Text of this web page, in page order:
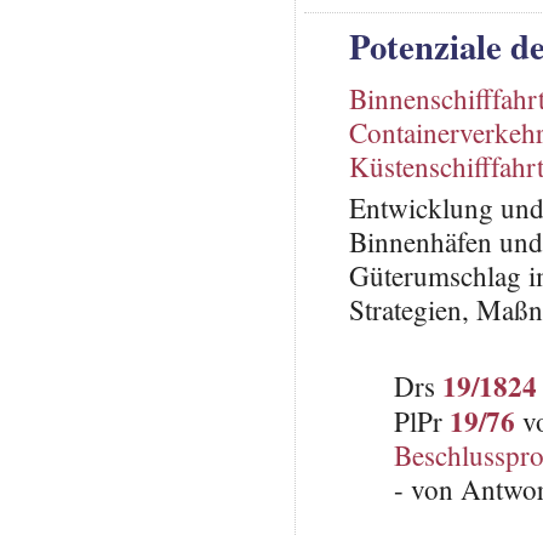
Potenziale
Containerverkehr
Küstenschifffahrt
Entwicklung
Binnenhäfen
Güterumschlag
Strategien,
Drs 19/1824
PlPr 19/76
- von